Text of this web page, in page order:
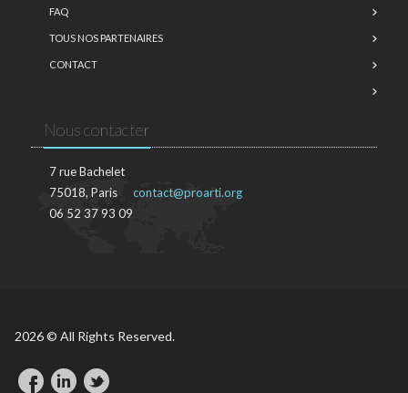
FAQ
TOUS NOS PARTENAIRES
CONTACT
Nous contacter
7 rue Bachelet
75018, Paris
06 52 37 93 09
contact@proarti.org
2026 © All Rights Reserved.